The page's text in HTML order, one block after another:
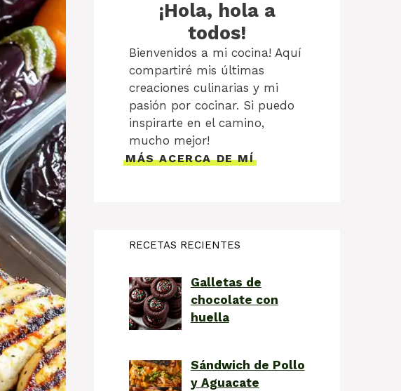
¡Hola, hola a
todos!
Bienvenidos a mi cocina! Aquí
compartiré mis últimas
creaciones culinarias y mi
pasión por cocinar. Si puedo
inspirarte en el camino,
mucho mejor!
MÁS ACERCA DE MÍ
RECETAS RECIENTES
Galletas de
chocolate con
huella
Sándwich de Pollo
y Aguacate